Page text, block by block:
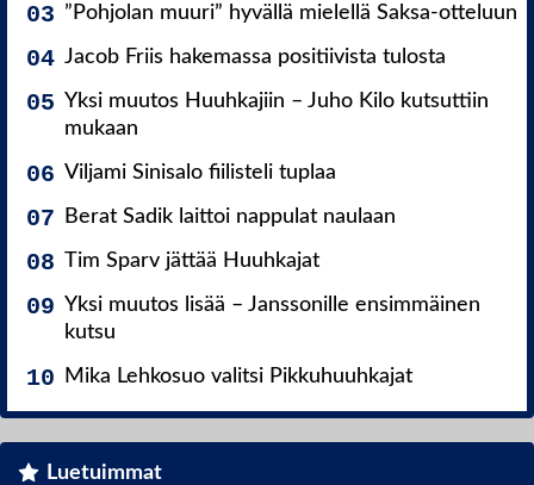
”Pohjolan muuri” hyvällä mielellä Saksa-otteluun
Jacob Friis hakemassa positiivista tulosta
Yksi muutos Huuhkajiin – Juho Kilo kutsuttiin
mukaan
Viljami Sinisalo fiilisteli tuplaa
Berat Sadik laittoi nappulat naulaan
Tim Sparv jättää Huuhkajat
Yksi muutos lisää – Janssonille ensimmäinen
kutsu
Mika Lehkosuo valitsi Pikkuhuuhkajat
Luetuimmat